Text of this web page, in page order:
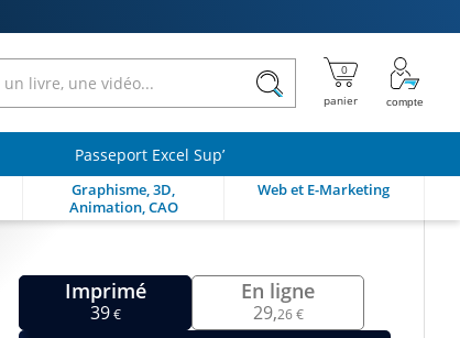
Passeport Excel Sup’
Graphisme, 3D,
Animation, CAO
Web et E-Marketing
Imprimé
39€
En ligne
29,26 €